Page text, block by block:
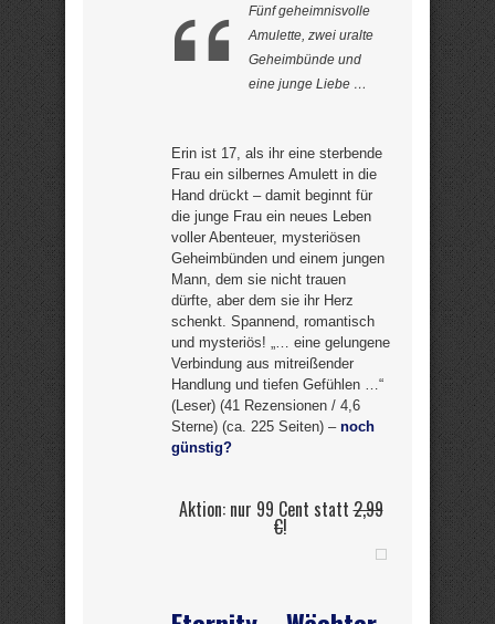
Fünf geheimnisvolle
Amulette, zwei uralte
Geheimbünde und
eine junge Liebe …
Erin ist 17, als ihr eine sterbende
Frau ein silbernes Amulett in die
Hand drückt – damit beginnt für
die junge Frau ein neues Leben
voller Abenteuer, mysteriösen
Geheimbünden und einem jungen
Mann, dem sie nicht trauen
dürfte, aber dem sie ihr Herz
schenkt. Spannend, romantisch
und mysteriös! „… eine gelungene
Verbindung aus mitreißender
Handlung und tiefen Gefühlen …“
(Leser) (41 Rezensionen / 4,6
Sterne) (ca. 225 Seiten) – noch
günstig?
Aktion: nur 99 Cent statt2,99
€!